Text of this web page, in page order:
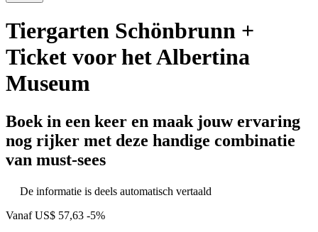
Tiergarten Schönbrunn +
Ticket voor het Albertina
Museum
Boek in een keer en maak jouw ervaring
nog rijker met deze handige combinatie
van must-sees
De informatie is deels automatisch vertaald
VanafUS$ 57,63 -5%